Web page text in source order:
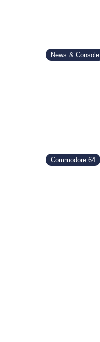
News & Console
Commodore 64